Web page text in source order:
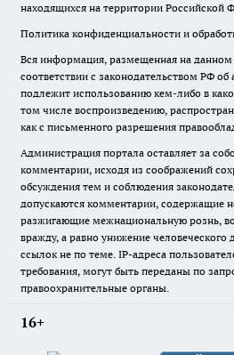
находящихся на территории Российской
Политика конфиденциальности и
Вся информация, размещенная на данном
соответствии с законодательством РФ об
подлежит использованию кем-либо в
том числе воспроизведению,
как с письменного разрешения
Администрация портала оставляет за
комментарии, исходя из соображений
обсуждения тем и соблюдения
допускаются комментарии, содержащие
разжигающие межнациональную рознь,
вражду, а равно унижение человеческого
ссылок не по теме. IP-адреса
требования, могут быть переданы по
правоохранительные органы.
16+